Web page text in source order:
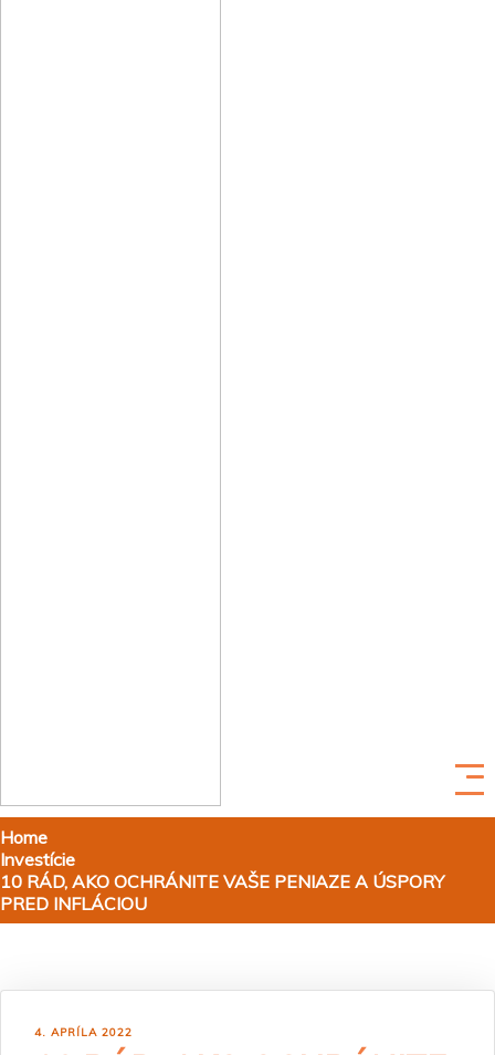
Home
Investície
10 RÁD, AKO OCHRÁNITE VAŠE PENIAZE A ÚSPORY
PRED INFLÁCIOU
4. APRÍLA 2022